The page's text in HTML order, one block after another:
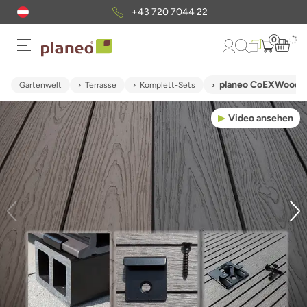
+43 720 7044 22
0
Gartenwelt Terrasse Komplett-Sets planeo
Video ansehen